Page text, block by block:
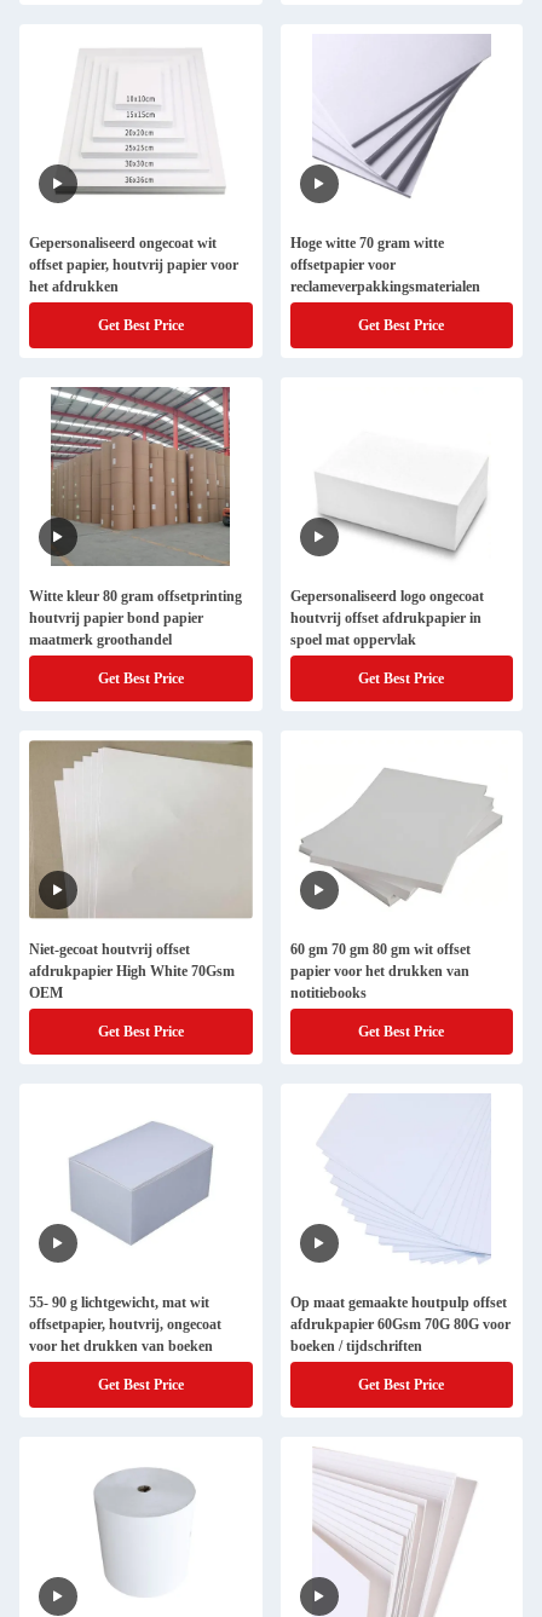
Gepersonaliseerd ongecoat wit
offset papier, houtvrij papier voor
het afdrukken
Get Best Price
Hoge witte 70 gram witte
offsetpapier voor
reclameverpakkingsmaterialen
Get Best Price
Witte kleur 80 gram offsetprinting
houtvrij papier bond papier
maatmerk groothandel
Get Best Price
Gepersonaliseerd logo ongecoat
houtvrij offset afdrukpapier in
spoel mat oppervlak
Get Best Price
Niet-gecoat houtvrij offset
afdrukpapier High White 70Gsm
OEM
Get Best Price
60 gm 70 gm 80 gm wit offset
papier voor het drukken van
notitiebooks
Get Best Price
55- 90 g lichtgewicht, mat wit
offsetpapier, houtvrij, ongecoat
voor het drukken van boeken
Get Best Price
Op maat gemaakte houtpulp offset
afdrukpapier 60Gsm 70G 80G voor
boeken / tijdschriften
Get Best Price